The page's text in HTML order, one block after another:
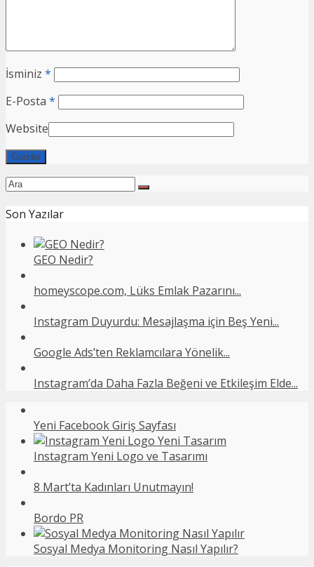
İsminiz *
E-Posta *
Website
Son Yazılar
GEO Nedir?
homeyscope.com, Lüks Emlak Pazarını...
Instagram Duyurdu: Mesajlaşma için Beş Yeni...
Google Ads’ten Reklamcılara Yönelik...
Instagram’da Daha Fazla Beğeni ve Etkileşim Elde...
Yeni Facebook Giriş Sayfası
Instagram Yeni Logo ve Tasarımı
8 Mart’ta Kadınları Unutmayın!
Bordo PR
Sosyal Medya Monitoring Nasıl Yapılır?